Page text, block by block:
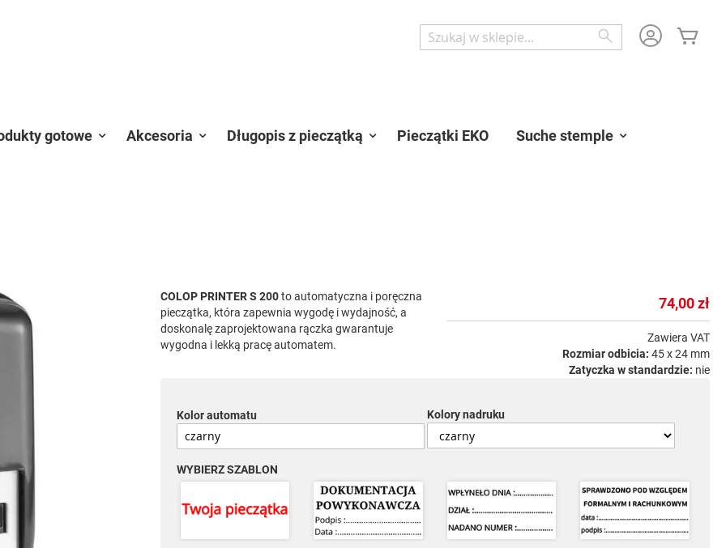
Wyszukaj
gotowe Akcesoria Długopis z pieczątką Pieczątki EKO
Suche stemple
74,00 zł
Zawiera VAT
Rozmiar odbicia: 45 x 24 mm
Zatyczka w standardzie: nie
COLOP PRINTER S 200to automatyczna i poręczna
pieczątka, która zapewnia wygodę i wydajność, a
doskonalę zaprojektowana rączka gwarantuje
wygodna i lekką pracę automatem.
Kolor automatu Kolory nadruku
WYBIERZ SZABLON